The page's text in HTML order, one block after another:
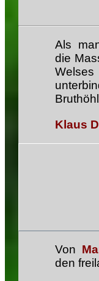
Als
die
Klaus
Von
den